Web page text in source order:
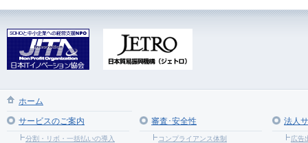
ホーム
サービスのご案内
分割・リボ・一括払いの導入
審査･安全性
コンプライアンス体制
法人
広告